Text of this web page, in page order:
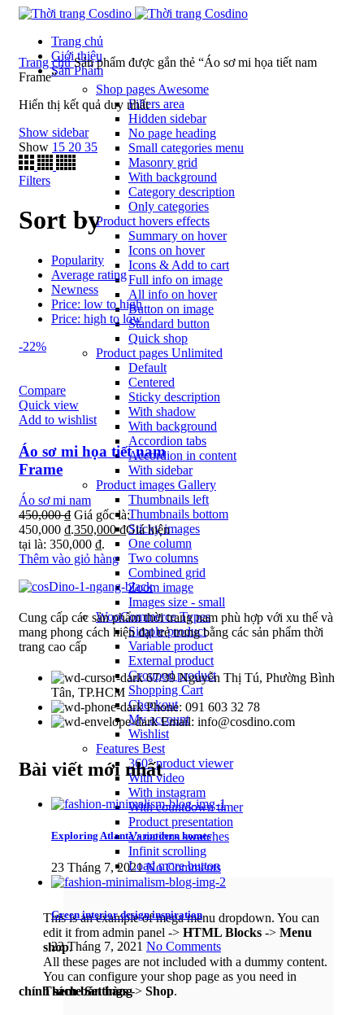
Trang chủ
Giới thiệu
Sản Phẩm
Shop pages Awesome
Filters area
Hidden sidebar
No page heading
Small categories menu
Masonry grid
With background
Category description
Only categories
Product hovers effects
Summary on hover
Icons on hover
Icons & Add to cart
Full info on image
All info on hover
Button on image
Standard button
Quick shop
Product pages Unlimited
Default
Centered
Sticky description
With shadow
With background
Accordion tabs
Accordion in content
With sidebar
Product images Gallery
Thumbnails left
Thumbnails bottom
Sticky images
One column
Two columns
Combined grid
Zoom image
Images size - small
WooCommerceTypes
Simple product
Variable product
External product
Grouped product
Shopping Cart
Checkout
My account
Wishlist
Features Best
360° product viewer
With video
With instagram
With countdown timer
Product presentation
Variations swatches
Infinit scrolling
Load more button
This is an example of mega menu dropdown. You can
edit it from admin panel -> HTML Blocks -> Menu
shop.
All these pages are not included with a dummy content.
You can configure your shop page as you need in
Theme Settings-> Shop.
Trang chủSản phẩm được gắn thẻ “Áo sơ mi họa tiết nam
Frame”
Hiển thị kết quả duy nhất
Show sidebar
Show 15 20 35
Filters
Sort by
Popularity
Average rating
Newness
Price: low to high
Price: high to low
-22%
Compare
Quick view
Add to wishlist
Áo sơ mi họa tiết nam
Frame
Áo sơ mi nam
450,000₫ Giá gốc là:
450,000 ₫.350,000₫Giá hiện
tại là: 350,000 ₫.
Thêm vào giỏ hàng
Cung cấp các sản phẩm thời trang nam phù hợp với xu thế và
mang phong cách hiện đại trẻ trung bằng các sản phẩm thời
trang cao cấp
67/39 Nguyễn Thị Tú, Phường Bình
Tân, TP.HCM
Phone: 091 603 32 78
Email: info@cosdino.com
Bài viết mới nhất
Exploring Atlanta’s modern homes
23 Tháng 7, 2021 No Comments
Green interior design inspiration
23 Tháng 7, 2021 No Comments
chính sách bán hàng